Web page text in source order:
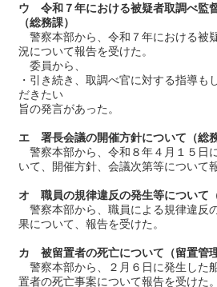
ウ 令和７年における被疑者取調べ監
（総務課）
警察本部から、令和７年における被
況について報告を受けた。
委員から、
・引き続き、取調べ官に対する指導も
だきたい
旨の発言があった。
エ 署長会議の開催方針について（総務
警察本部から、令和８年４月１５日
いて、開催方針、会議次第等について
オ 職員の規律違反の発生等について（
警察本部から、職員による規律違反
果について、報告を受けた。
カ 被留置者の死亡について（留置管理
警察本部から、２月６日に発生した
置者の死亡事案について報告を受けた。